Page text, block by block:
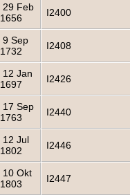
29 Feb
1656
I2400
9 Sep
1732
I2408
12 Jan
1697
I2426
17 Sep
1763
I2440
12 Jul
1802
I2446
10 Okt
1803
I2447